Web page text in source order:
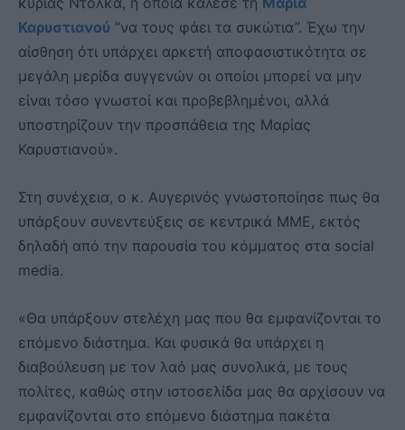
Καρυστιανού “να τους φάει τα συκώτια”. Έχω την
αίσθηση ότι υπάρχει αρκετή αποφασιστικότητα σε
μεγάλη μερίδα συγγενών οι οποίοι μπορεί να μην
είναι τόσο γνωστοί και προβεβλημένοι, αλλά
υποστηρίζουν την προσπάθεια της Μαρίας
Καρυστιανού».
Στη συνέχεια, ο κ. Αυγερινός γνωστοποίησε πως θα
υπάρξουν συνεντεύξεις σε κεντρικά ΜΜΕ, εκτός
δηλαδή από την παρουσία του κόμματος στα social
media.
«Θα υπάρξουν στελέχη μας που θα εμφανίζονται το
επόμενο διάστημα. Και φυσικά θα υπάρχει η
διαβούλευση με τον λαό μας συνολικά, με τους
πολίτες, καθώς στην ιστοσελίδα μας θα αρχίσουν να
εμφανίζονται στο επόμενο διάστημα πακέτα